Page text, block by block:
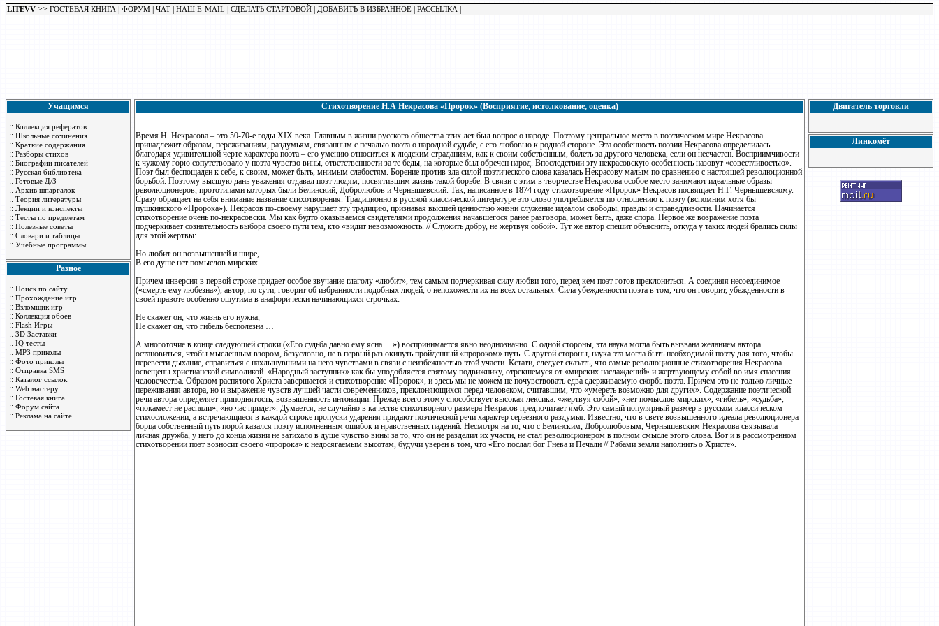
LITEVV >> ГОСТЕВАЯ КНИГА ФОРУМ ЧАТ НАШ E-MAIL СДЕЛАТЬ СТАРТОВОЙ ДОБАВИТЬ В ИЗБРАННОЕ РАССЫЛКА
Учащимся
:: Коллекция рефератов
:: Школьные сочинения
:: Краткие содержания
:: Разборы стихов
:: Биографии писателей
:: Русская библиотека
:: Готовые Д/З
:: Архив шпаргалок
:: Теория литературы
:: Лекции и конспекты
:: Тесты по предметам
:: Полезные советы
:: Словари и таблицы
:: Учебные программы
Разное
:: Поиск по сайту
:: Прохождение игр
:: Взломщик игр
:: Коллекция обоев
:: Flash Игры
:: 3D Заставки
:: IQ тесты
:: MP3 приколы
:: Фото приколы
:: Отправка SMS
:: Каталог ссылок
:: Web мастеру
:: Гостевая книга
:: Форум сайта
:: Реклама на сайте
Стихотворение Н.А Некрасова «Пророк» (Восприятие, истолкование, оценка)
Время Н. Некрасова – это 50-70-е годы XIX века. Главным в жизни русского общества этих лет был вопрос о народе. Поэтому центральное место в поэтическом мире Некрасова
принадлежит образам, переживаниям, раздумьям, связанным с печалью поэта о народной судьбе, с его любовью к родной стороне. Эта особенность поэзии Некрасова определилась
благодаря удивительной черте характера поэта – его умению относиться к людским страданиям, как к своим собственным, болеть за другого человека, если он несчастен. Восприимчивости
к чужому горю сопутствовало у поэта чувство вины, ответственности за те беды, на которые был обречен народ. Впоследствии эту некрасовскую особенность назовут «совестливостью».
Поэт был беспощаден к себе, к своим, может быть, мнимым слабостям. Борение против зла силой поэтического слова казалась Некрасову малым по сравнению с настоящей революционной
борьбой. Поэтому высшую дань уважения отдавал поэт людям, посвятившим жизнь такой борьбе. В связи с этим в творчестве Некрасова особое место занимают идеальные образы
революционеров, прототипами которых были Белинский, Добролюбов и Чернышевский. Так, написанное в 1874 году стихотворение «Пророк» Некрасов посвящает Н.Г. Чернышевскому.
Сразу обращает на себя внимание название стихотворения. Традиционно в русской классической литературе это слово употребляется по отношению к поэту (вспомним хотя бы
пушкинского «Пророка»). Некрасов по-своему нарушает эту традицию, признавая высшей ценностью жизни служение идеалом свободы, правды и справедливости. Начинается
стихотворение очень по-некрасовски. Мы как будто оказываемся свидетелями продолжения начавшегося ранее разговора, может быть, даже спора. Первое же возражение поэта
подчеркивает сознательность выбора своего пути тем, кто «видит невозможность. // Служить добру, не жертвуя собой». Тут же автор спешит объяснить, откуда у таких людей брались силы
для этой жертвы:
Но любит он возвышенней и шире,
В его душе нет помыслов мирских.
Причем инверсия в первой строке придает особое звучание глаголу «любит», тем самым подчеркивая силу любви того, перед кем поэт готов преклониться. А соединяя несоединимое
(«смерть ему любезна»), автор, по сути, говорит об избранности подобных людей, о непохожести их на всех остальных. Сила убежденности поэта в том, что он говорит, убежденности в
своей правоте особенно ощутима в анафорически начинающихся строчках:
Не скажет он, что жизнь его нужна,
Не скажет он, что гибель бесполезна …
А многоточие в конце следующей строки («Его судьба давно ему ясна …») воспринимается явно неоднозначно. С одной стороны, эта наука могла быть вызвана желанием автора
остановиться, чтобы мысленным взором, безусловно, не в первый раз окинуть пройденный «пророком» путь. С другой стороны, наука эта могла быть необходимой поэту для того, чтобы
перевести дыхание, справиться с нахлынувшими на него чувствами в связи с неизбежностью этой участи. Кстати, следует сказать, что самые революционные стихотворения Некрасова
освещены христианской символикой. «Народный заступник» как бы уподобляется святому подвижнику, отрекшемуся от «мирских наслаждений» и жертвующему собой во имя спасения
человечества. Образом распятого Христа завершается и стихотворение «Пророк», и здесь мы не можем не почувствовать едва сдерживаемую скорбь поэта. Причем это не только личные
переживания автора, но и выражение чувств лучшей части современников, преклоняющихся перед человеком, считавшим, что «умереть возможно для других». Содержание поэтической
речи автора определяет приподнятость, возвышенность интонации. Прежде всего этому способствует высокая лексика: «жертвуя собой», «нет помыслов мирских», «гибель», «судьба»,
«покамест не распяли», «но час придет». Думается, не случайно в качестве стихотворного размера Некрасов предпочитает ямб. Это самый популярный размер в русском классическом
стихосложении, а встречающиеся в каждой строке пропуски ударения придают поэтической речи характер серьезного раздумья. Известно, что в свете возвышенного идеала революционера-
борца собственный путь порой казался поэту исполненным ошибок и нравственных падений. Несмотря на то, что с Белинским, Добролюбовым, Чернышевским Некрасова связывала
личная дружба, у него до конца жизни не затихало в душе чувство вины за то, что он не разделил их участи, не стал революционером в полном смысле этого слова. Вот и в рассмотренном
стихотворении поэт возносит своего «пророка» к недосягаемым высотам, будучи уверен в том, что «Его послал бог Гнева и Печали // Рабами земли наполнить о Христе».
Двигатель торговли
Линкомёт